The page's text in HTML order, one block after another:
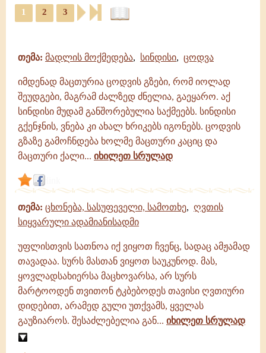
ვალენტინ
ამფითეატროვი
გამონათქვამები
ვალენტინ
ამფითეატროვი
გამონათქვამები
1 2 3
თემა: მადლის მოქმედება, სინდისი, ცოდვა
იმდენად მაცთურია ცოდვის გზები, რომ იოლად
შეუდგები, მაგრამ ძალზედ ძნელია, გაეყარო. აქ
სინდისი მუდამ განშორებულია საქმეებს. სინდისი
გქენჯნის, ვნება კი ახალ ხრიკებს იგონებს. ცოდვის
გზაზე გამოჩნდება ხოლმე მაცთური კაციც და
მაცთური ქალი... იხილეთ სრულად
თემა: ცხონება, სასუფეველი, სამოთხე, ღვთის
სიყვარული ადამიანისადმი
უფლისთვის სათნოა იქ ვიყოთ ჩვენც, სადაც ამჟამად
თავადაა. სურს მასთან ვიყოთ საუკუნოდ. მას,
ყოვლადსახიერსა მაცხოვარსა, არ სურს
მარტოოდენ თვითონ ტკბებოდეს თავისი ღვთიური
დიდებით, არამედ გული უთქვამს, ყველას
გაუზიაროს. შესაძლებელია გან... იხილეთ სრულად